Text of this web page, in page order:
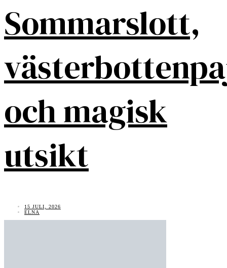
Sommarslott,
och magisk
utsikt
15 JULI, 2026
ELNA